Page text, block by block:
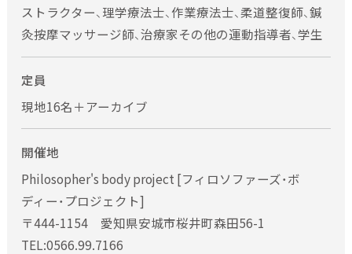
ストラクター、理学療法士、作業療法士、柔道整復師、鍼
灸按摩マッサージ師、治療家その他の運動指導者、学生
定員
現地16名＋アーカイブ
開催地
Philosopher's body project [フィロソファーズ・ボ
ディー・プロジェクト]
〒444-1154 愛知県安城市桜井町森田56-1
TEL:0566.99.7166